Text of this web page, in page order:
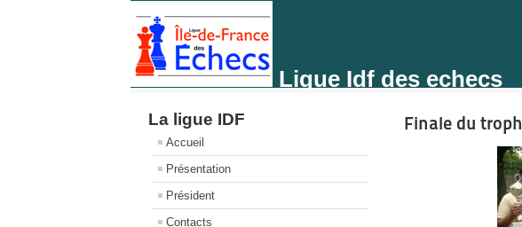
Ligue Idf des echecs
La ligue IDF
Accueil
Présentation
Président
Contacts
Finale du